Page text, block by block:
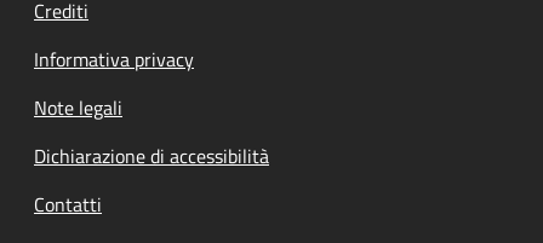
Crediti
Informativa privacy
Note legali
Dichiarazione di accessibilità
Contatti